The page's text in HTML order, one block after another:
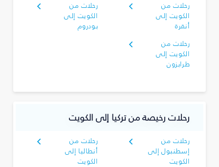
رحلات من
الكويت إلى
أنقرة
رحلات من
الكويت إلى
بودروم
رحلات من
الكويت إلى
طرابزون
رحلات رخيصة من تركيا إلى الكويت
رحلات من
إسطنبول إلى
الكويت
رحلات من
أنطاليا إلى
الكويت